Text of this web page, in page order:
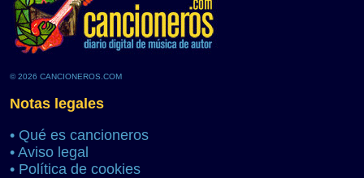
© 2026 CANCIONEROS.COM
Notas legales
• Qué es cancioneros
• Aviso legal
• Política de cookies